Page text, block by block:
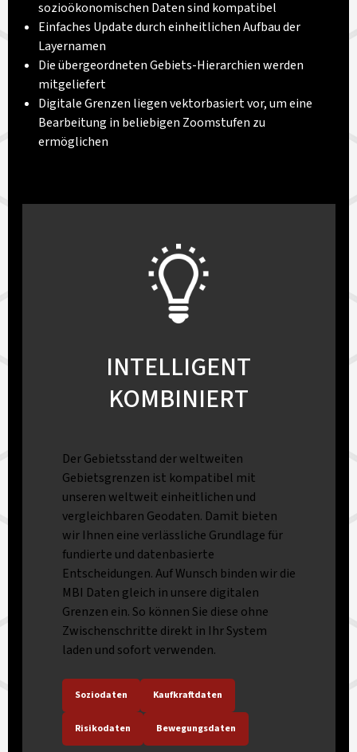
sozioökonomischen Daten sind kompatibel
Einfaches Update durch einheitlichen Aufbau der
Layernamen
Die übergeordneten Gebiets-Hierarchien werden
mitgeliefert
Digitale Grenzen liegen vektorbasiert vor, um eine
Bearbeitung in beliebigen Zoomstufen zu
ermöglichen
INTELLIGENT
KOMBINIERT
Der Gebietsstand der weltweiten
Gebietsgrenzen ist kompatibel mit
unseren weltweit einheitlichen und
vergleichbaren Geodaten. Damit bieten
wir Ihnen eine verlässliche Grundlage für
fundierte und datenbasierte
Entscheidungen. Auf Wunsch binden wir die
MBI Daten gleich in unsere digitalen
Grenzen ein. So können Sie diese ohne
Zwischenschritte direkt in Ihr System
laden und sofort verwenden.
Soziodaten Kaufkraftdaten
Risikodaten Bewegungsdaten